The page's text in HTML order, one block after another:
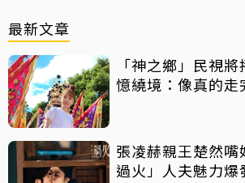
最新文章
「神之鄉」民視
憶繞境：像真的走
張凌赫親王楚然
過火」人夫魅力爆